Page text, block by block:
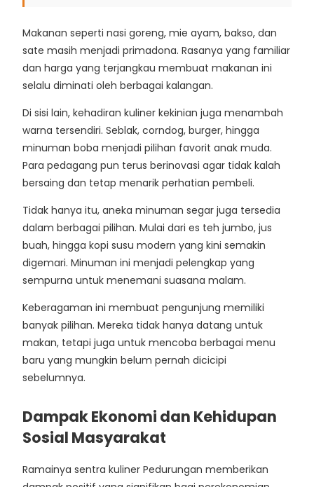
Makanan seperti nasi goreng, mie ayam, bakso, dan
sate masih menjadi primadona. Rasanya yang familiar
dan harga yang terjangkau membuat makanan ini
selalu diminati oleh berbagai kalangan.
Di sisi lain, kehadiran kuliner kekinian juga menambah
warna tersendiri. Seblak, corndog, burger, hingga
minuman boba menjadi pilihan favorit anak muda.
Para pedagang pun terus berinovasi agar tidak kalah
bersaing dan tetap menarik perhatian pembeli.
Tidak hanya itu, aneka minuman segar juga tersedia
dalam berbagai pilihan. Mulai dari es teh jumbo, jus
buah, hingga kopi susu modern yang kini semakin
digemari. Minuman ini menjadi pelengkap yang
sempurna untuk menemani suasana malam.
Keberagaman ini membuat pengunjung memiliki
banyak pilihan. Mereka tidak hanya datang untuk
makan, tetapi juga untuk mencoba berbagai menu
baru yang mungkin belum pernah dicicipi
sebelumnya.
Dampak Ekonomi dan Kehidupan
Sosial Masyarakat
Ramainya sentra kuliner Pedurungan memberikan